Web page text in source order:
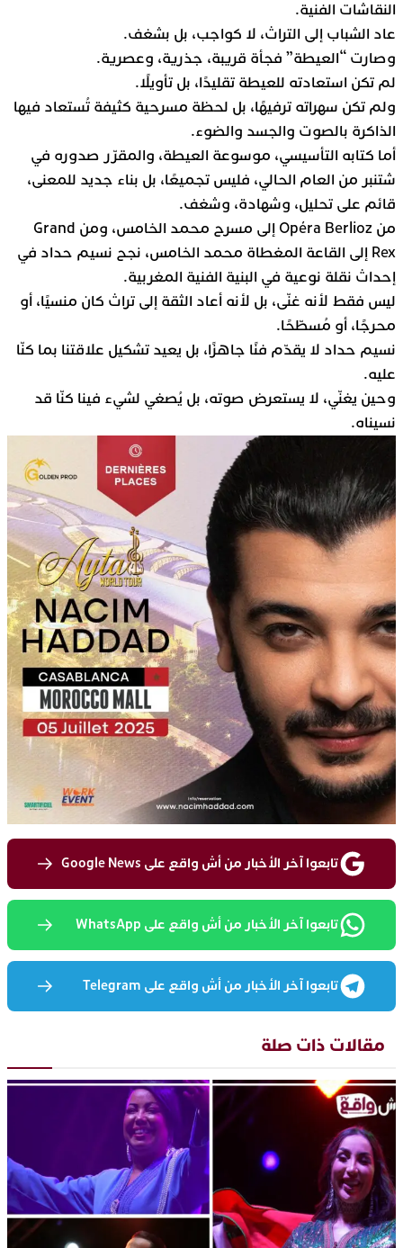
النقاشات الفنية.
عاد الشباب إلى التراث، لا كواجب، بل بشغف.
وصارت “العيطة” فجأة قريبة، جذرية، وعصرية.
لم تكن استعادته للعيطة تقليدًا، بل تأويلًا.
ولم تكن سهراته ترفيهًا، بل لحظة مسرحية كثيفة تُستعاد فيها
الذاكرة بالصوت والجسد والضوء.
أما كتابه التأسيسي، موسوعة العيطة، والمقرّر صدوره في
شتنبر من العام الحالي، فليس تجميعًا، بل بناء جديد للمعنى،
قائم على تحليل، وشهادة، وشغف.
من Opéra Berlioz إلى مسرح محمد الخامس، ومن Grand
Rex إلى القاعة المغطاة محمد الخامس، نجح نسيم حداد في
إحداث نقلة نوعية في البنية الفنية المغربية.
ليس فقط لأنه غنّى، بل لأنه أعاد الثقة إلى تراث كان منسيًا، أو
محرجًا، أو مُسطّحًا.
نسيم حداد لا يقدّم فنًا جاهزًا، بل يعيد تشكيل علاقتنا بما كنّا
عليه.
وحين يغنّي، لا يستعرض صوته، بل يُصغي لشيء فينا كنّا قد
نسيناه.
تابعوا آخر الأخبار من أش واقع على Google News
تابعوا آخر الأخبار من أش واقع على WhatsApp
تابعوا آخر الأخبار من أش واقع على Telegram
مقالات ذات صلة